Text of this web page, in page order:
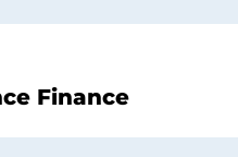
Finance